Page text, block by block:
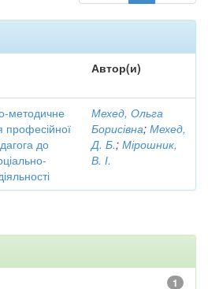
Автор(и)
методичне
професійної
до
Мехед, Ольга
Борисівна; Мехед,
Д. Б.; Мірошник,
В. І.
1